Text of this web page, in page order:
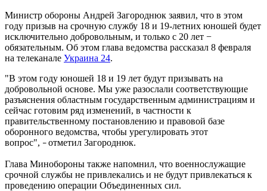
Министр обороны Андрей Загороднюк заявил, что в этом
году призыв на срочную службу 18 и 19-летних юношей будет
исключительно добровольным, и только с 20 лет −
обязательным. Об этом глава ведомства рассказал 8 февраля
на телеканале Украина 24.
"В этом году юношей 18 и 19 лет будут призывать на
добровольной основе. Мы уже разослали соответствующие
разъяснения областным государственным администрациям и
сейчас готовим ряд изменений, в частности к
правительственному постановлению и правовой базе
оборонного ведомства, чтобы урегулировать этот
вопрос", − отметил Загороднюк.
Глава Минобороны также напомнил, что военнослужащие
срочной службы не привлекались и не будут привлекаться к
проведению операции Объединенных сил.